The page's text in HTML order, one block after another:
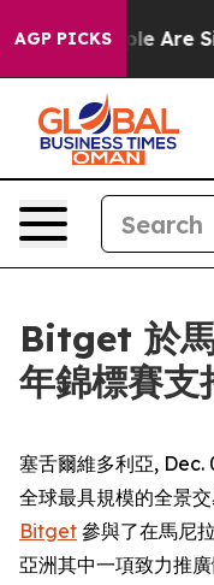
AGP PICKS
“People Are
Bitget 於
年錦標賽支
塞舌爾維多利亞,
全球最具規模的全景
Bitget 參與了在馬尼
亞洲其中一項致力推